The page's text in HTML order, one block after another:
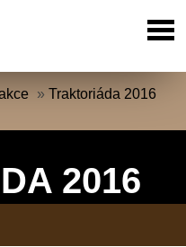
»Traktoriáda 2016
2016